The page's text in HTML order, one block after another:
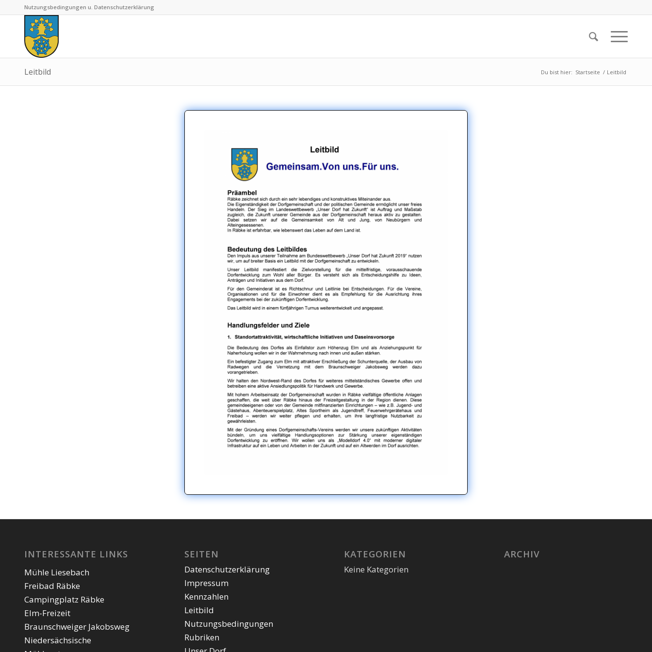
Nutzungsbedingungen u. Datenschutzerklärung
Leitbild Du bist hier: Startseite / Leitbild
INTERESSANTE LINKS
Mühle Liesebach
Freibad Räbke
Campingplatz Räbke
Elm-Freizeit
Braunschweiger Jakobsweg
Niedersächsische
SEITEN
Datenschutzerklärung
Impressum
Kennzahlen
Leitbild
Nutzungsbedingungen
Rubriken
KATEGORIEN
Keine Kategorien
ARCHIV